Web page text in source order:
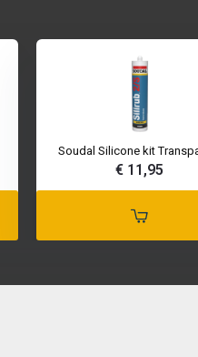
Soudal Silicone kit
€ 11,95